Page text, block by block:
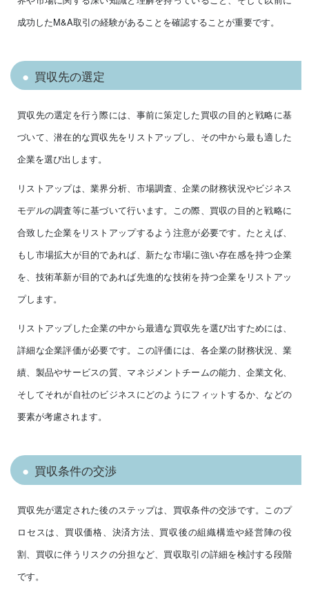
成功したM&A取引の経験があることを確認することが重要です。
買収先の選定
買収先の選定を行う際には、事前に策定した買収の目的と戦略に基
づいて、潜在的な買収先をリストアップし、その中から最も適した
企業を選び出します。
リストアップは、業界分析、市場調査、企業の財務状況やビジネス
モデルの調査等に基づいて行います。この際、買収の目的と戦略に
合致した企業をリストアップするよう注意が必要です。たとえば、
もし市場拡大が目的であれば、新たな市場に強い存在感を持つ企業
を、技術革新が目的であれば先進的な技術を持つ企業をリストアッ
プします。
リストアップした企業の中から最適な買収先を選び出すためには、
詳細な企業評価が必要です。この評価には、各企業の財務状況、業
績、製品やサービスの質、マネジメントチームの能力、企業文化、
そしてそれが自社のビジネスにどのようにフィットするか、などの
要素が考慮されます。
買収条件の交渉
買収先が選定された後のステップは、買収条件の交渉です。このプ
ロセスは、買収価格、決済方法、買収後の組織構造や経営陣の役
割、買収に伴うリスクの分担など、買収取引の詳細を検討する段階
です。